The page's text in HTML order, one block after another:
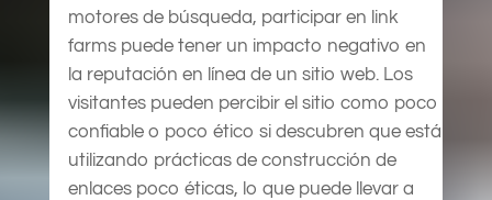
motores de búsqueda, participar en link
farms puede tener un impacto negativo en
la reputación en línea de un sitio web. Los
visitantes pueden percibir el sitio como poco
confiable o poco ético si descubren que está
utilizando prácticas de construcción de
enlaces poco éticas, lo que puede llevar a